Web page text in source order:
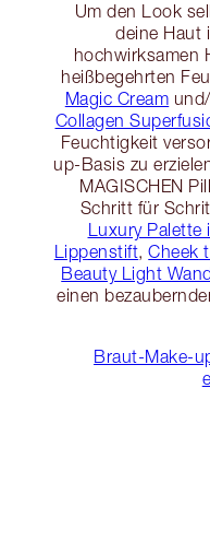
Um den Look
deine Haut
hochwirksamen
heißbegehrten
Magic Cream
Collagen
Feuchtigkeit
up-Basis zu
MAGISCHEN
Schritt für
Luxury Palette
Lippenstift,Cheek
Beauty Light
einen
Braut-Make-